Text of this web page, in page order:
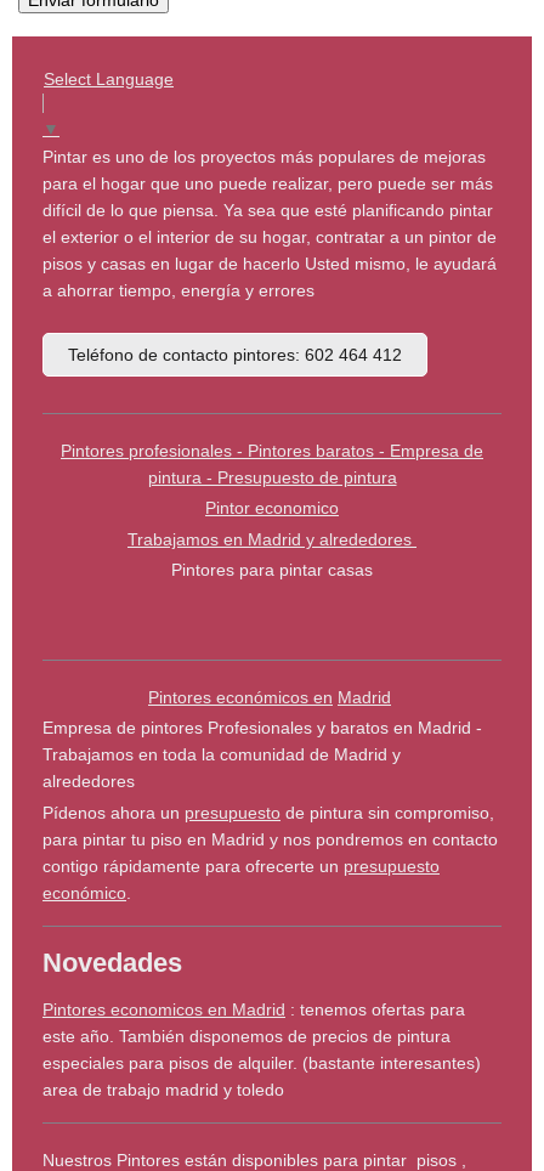
Select Language
▼
Pintar es uno de los proyectos más populares de mejoras
para el hogar que uno puede realizar, pero puede ser más
difícil de lo que piensa. Ya sea que esté planificando pintar
el exterior o el interior de su hogar, contratar a un pintor de
pisos y casas en lugar de hacerlo Usted mismo, le ayudará
a ahorrar tiempo, energía y errores
Teléfono de contacto pintores: 602 464 412
Pintores profesionales - Pintores baratos - Empresa de
pintura - Presupuesto de pintura
Pintor economico
Trabajamos en Madrid y alrededores
Pintores para pintar casas
Pintores económicos en Madrid
Empresa de pintores Profesionales y baratos en Madrid -
Trabajamos en toda la comunidad de Madrid y
alrededores
Pídenos ahora un presupuesto de pintura sin compromiso,
para pintar tu piso en Madrid y nos pondremos en contacto
contigo rápidamente para ofrecerte un presupuesto
económico
Novedades
Pintores economicos en Madrid : tenemos ofertas para
este año. También disponemos de precios de pintura
especiales para pisos de alquiler. (bastante interesantes)
area de trabajo madrid y toledo
Nuestros Pintores están disponibles para pintar pisos ,